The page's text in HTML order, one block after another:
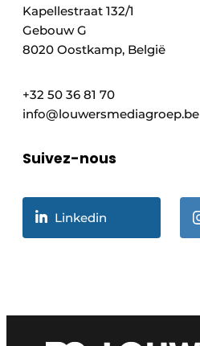
Kapellestraat 132/1
Gebouw G
8020 Oostkamp, België
+32 50 36 81 70
info@louwersmediagroep.be
Suivez-nous
Linkedin